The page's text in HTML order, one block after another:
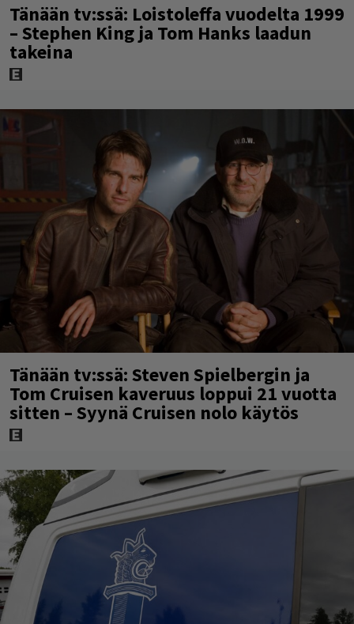
Tänään tv:ssä: Loistoleffa vuodelta 1999
– Stephen King ja Tom Hanks laadun
takeina
Tänään tv:ssä: Steven Spielbergin ja
Tom Cruisen kaveruus loppui 21 vuotta
sitten – Syynä Cruisen nolo käytös